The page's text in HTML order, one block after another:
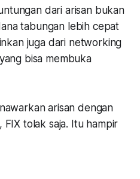
dari arisan bukan
tabungan lebih cepat
juga dari networking
bisa membuka
arisan dengan
FIX tolak saja. Itu hampir